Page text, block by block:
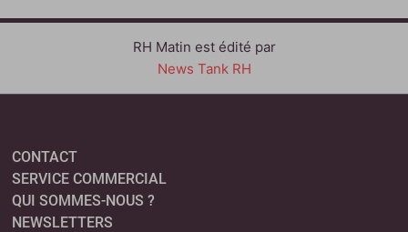
RH Matin est édité par
News Tank RH
CONTACT
SERVICE COMMERCIAL
QUI SOMMES-NOUS ?
NEWSLETTERS